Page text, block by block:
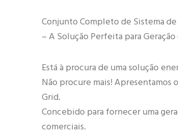
Conjunto Completo de Sistema
– A Solução Perfeita para
Está à procura de uma solução
Não procure mais! Apresentamos
Grid.
Concebido para fornecer uma
comerciais.